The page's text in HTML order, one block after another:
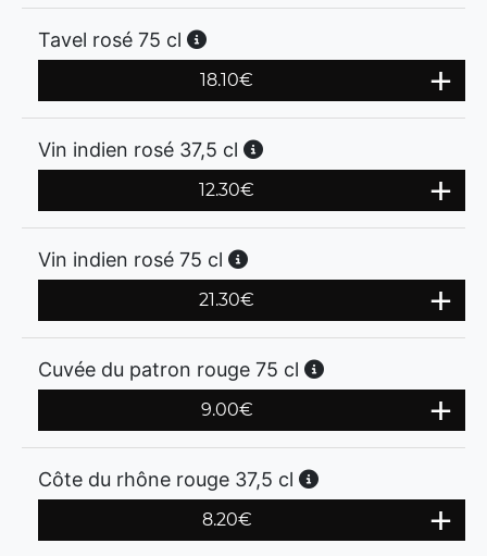
Tavel rosé 75 cl
18.10€
Vin indien rosé 37,5 cl
12.30€
Vin indien rosé 75 cl
21.30€
Cuvée du patron rouge 75 cl
9.00€
Côte du rhône rouge 37,5 cl
8.20€